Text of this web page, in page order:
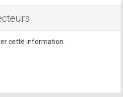
cette information.